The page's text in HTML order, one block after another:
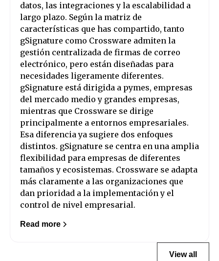
datos, las integraciones y la escalabilidad a
largo plazo. Según la matriz de
características que has compartido, tanto
gSignature como Crossware admiten la
gestión centralizada de firmas de correo
electrónico, pero están diseñadas para
necesidades ligeramente diferentes.
gSignature está dirigida a pymes, empresas
del mercado medio y grandes empresas,
mientras que Crossware se dirige
principalmente a entornos empresariales.
Esa diferencia ya sugiere dos enfoques
distintos. gSignature se centra en una amplia
flexibilidad para empresas de diferentes
tamaños y ecosistemas. Crossware se adapta
más claramente a las organizaciones que
dan prioridad a la implementación y el
control de nivel empresarial.
Read more
View all